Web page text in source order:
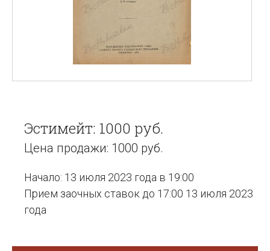
Эстимейт: 1000 руб.
Цена продажи: 1000 руб.
Начало: 13 июля 2023 года в 19:00
Прием заочных ставок до 17:00 13 июля 2023
года